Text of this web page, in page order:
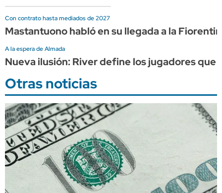
Con contrato hasta mediados de 2027
Mastantuono habló en su llegada a la
A la espera de Almada
Nueva ilusión: River define los jugadores que
Otras noticias